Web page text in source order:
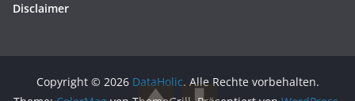
Disclaimer
Copyright © 2026 DataHolic. Alle Rechte vorbehalten.